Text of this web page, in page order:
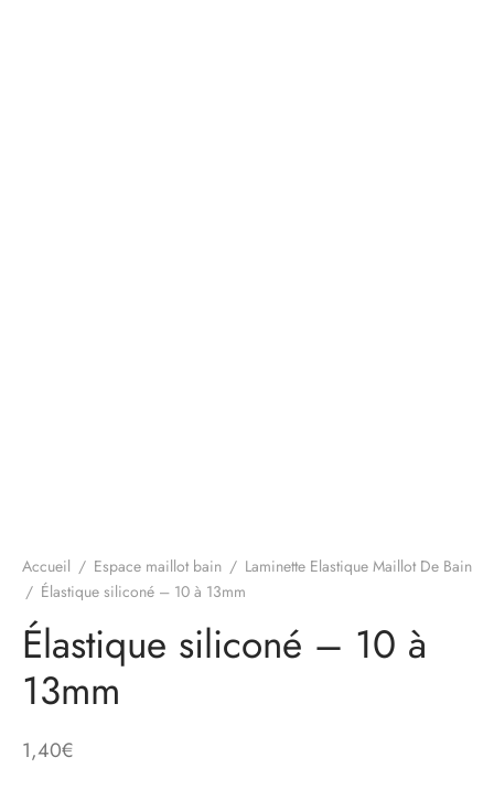
Accueil / Espace maillot bain / Laminette Elastique Maillot De Bain
/ Élastique siliconé – 10 à 13mm
Élastique siliconé – 10 à
13mm
1,40€